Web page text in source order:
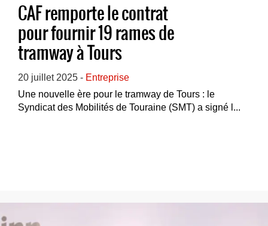
CAF remporte le contrat
pour fournir 19 rames de
tramway à Tours
20 juillet 2025 - Entreprise
Une nouvelle ère pour le tramway de Tours : le
Syndicat des Mobilités de Touraine (SMT) a signé l...